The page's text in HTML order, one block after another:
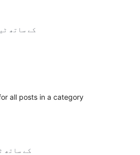
4.9.29 کے ساتھ
all posts in a category
3.3.2 کے